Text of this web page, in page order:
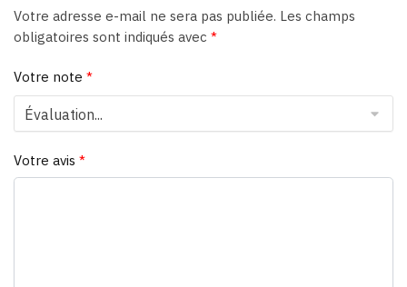
Votre adresse e-mail ne sera pas publiée. Les champs
obligatoires sont indiqués avec *
Votre note *
Votre avis *